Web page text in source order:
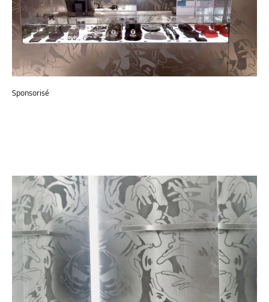
Sponsorisé